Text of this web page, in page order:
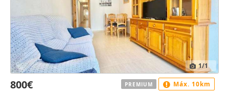
1/1
800€ PREMIUM Máx. 10km